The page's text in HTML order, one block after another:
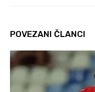
POVEZANI ČLANCI